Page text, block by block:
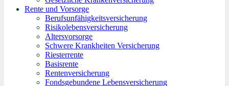
Rente und Vorsorge
Berufs­unfähigkeitsversicherung
Risikolebensversicherung
Altersvorsorge
Schwere Krankheiten Versicherung
Riesterrente
Basisrente
Rentenversicherung
Fondsgebundene Lebensversicherung